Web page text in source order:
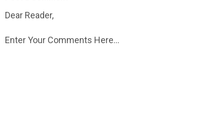
Dear Reader,
Enter Your Comments Here...